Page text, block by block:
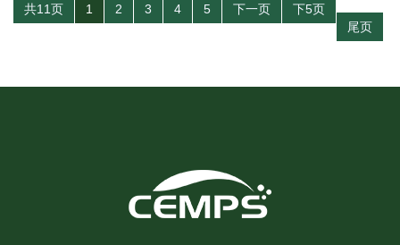
共11页 1 2 3 4 5 下一页
下5页
尾页